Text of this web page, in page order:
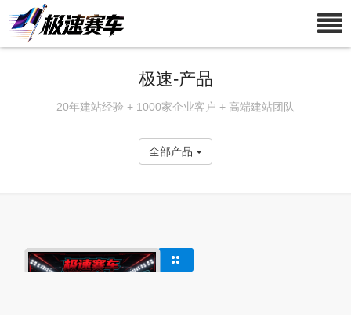
极速-产品
20年建站经验 + 1000家企业客户 + 高端建站团队
全部产品